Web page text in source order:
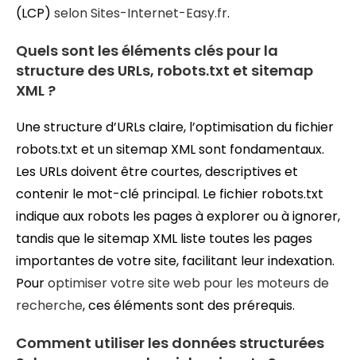
(LCP) selon Sites-Internet-Easy.fr.
Quels sont les éléments clés pour la
structure des URLs, robots.txt et sitemap
XML ?
Une structure d’URLs claire, l’optimisation du fichier
robots.txt et un sitemap XML sont fondamentaux.
Les URLs doivent être courtes, descriptives et
contenir le mot-clé principal. Le fichier robots.txt
indique aux robots les pages à explorer ou à ignorer,
tandis que le sitemap XML liste toutes les pages
importantes de votre site, facilitant leur indexation.
Pouroptimiser votre site web pour les moteurs de
recherche, ces éléments sont des prérequis.
Comment utiliser les données structurées